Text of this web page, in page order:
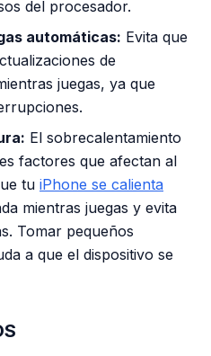
del procesador.
automáticas: Evita que
de
juegas, ya que
El sobrecalentamiento
factores que afectan al
tu iPhone se calienta
mientras juegas y evita
Tomar pequeños
a que el dispositivo se